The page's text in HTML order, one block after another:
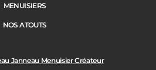
Janneau Menuisier Créateur
MENUISIERS
NOS ATOUTS